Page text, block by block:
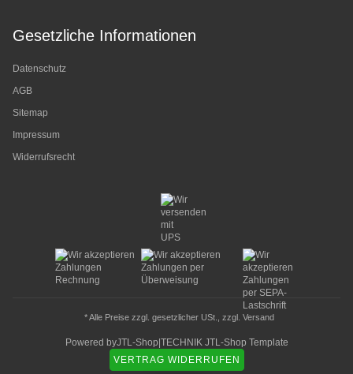
Gesetzliche Informationen
Datenschutz
AGB
Sitemap
Impressum
Widerrufsrecht
* Alle Preise zzgl. gesetzlicher USt., zzgl. Versand
Powered byJTL-Shop TECHNIK JTL-Shop Template
VERTRAG WIDERRUFEN